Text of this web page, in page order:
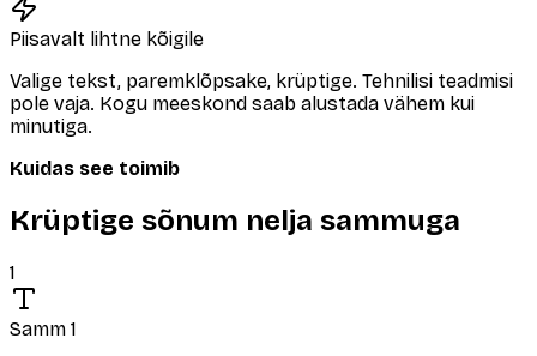
Piisavalt lihtne kõigile
Valige tekst, paremklõpsake, krüptige. Tehnilisi teadmisi
pole vaja. Kogu meeskond saab alustada vähem kui
minutiga.
Kuidas see toimib
Krüptige sõnum nelja sammuga
1
Samm 1